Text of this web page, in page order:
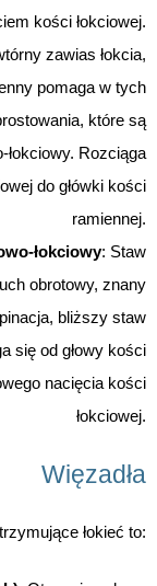
kości łokciowej.
zawias łokcia,
pomaga w tych
które są
łokciowy. Rozciąga
do główki kości
ramiennej.
łokciowy: Staw
obrotowy, znany
bliższy staw
się od głowy kości
nacięcia kości
łokciowej.
Więzadła
łokieć to: